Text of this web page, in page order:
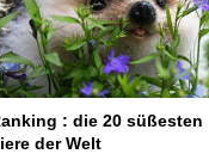
: die 20 süßesten
der Welt